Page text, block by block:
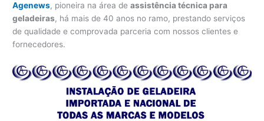
Agenews, pioneira na área deassistência técnica para
geladeiras, há mais de 40 anos no ramo, prestando serviços
de qualidade e comprovada parceria com nossos clientes e
fornecedores.